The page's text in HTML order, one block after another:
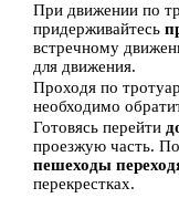
При движении по
придерживайтесь
встречному
для движения.
Проходя по
необходимо
Готовясь перейти
проезжую часть.
пешеходы
перекрестках.